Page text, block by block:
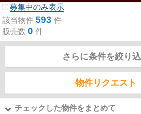
募集中のみ表示
該当物件 593 件
販売数 0 件
さらに条件を絞り
物件リクエスト
チェックした物件をまとめて